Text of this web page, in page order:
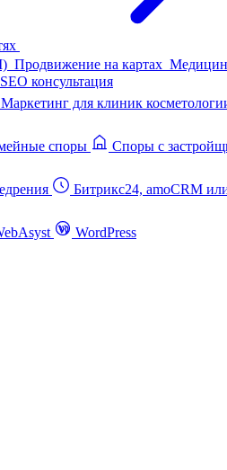
Продвижение на картах
SEO консультация
Маркетинг для клиник
споры Споры с
Битрикс24, amoCRM
WordPress